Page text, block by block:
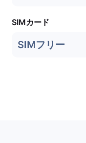
SIMカード
SIMフリー